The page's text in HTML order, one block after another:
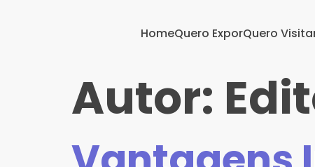
HomeQuero ExporQuero
Autor: